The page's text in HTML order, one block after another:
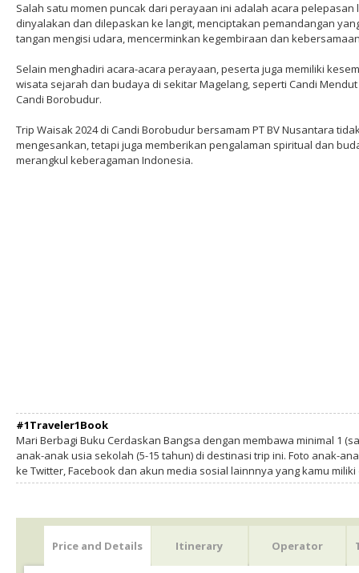
Salah satu momen puncak dari perayaan ini adalah acara
dinyalakan dan dilepaskan ke langit, menciptakan pemandangan
tangan mengisi udara, mencerminkan kegembiraan dan
Selain menghadiri acara-acara perayaan, peserta juga memiliki
wisata sejarah dan budaya di sekitar Magelang, seperti Candi
Candi Borobudur.
Trip Waisak 2024 di Candi Borobudur bersamam PT BV Nusantara
mengesankan, tetapi juga memberikan pengalaman spiritual dan
merangkul keberagaman Indonesia.
#1Traveler1Book
Mari Berbagi Buku Cerdaskan Bangsa dengan membawa minimal 1
anak-anak usia sekolah (5-15 tahun) di destinasi trip ini. Foto anak-
ke Twitter, Facebook dan akun media sosial lainnnya yang kamu
Price and Details Itinerary Operator